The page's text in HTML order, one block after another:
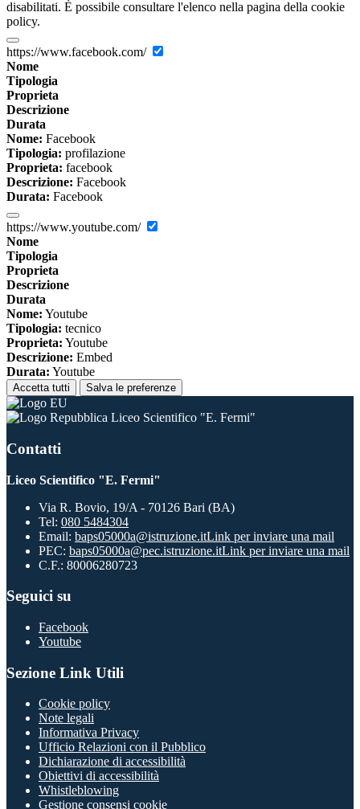
disabilitati. È possibile consultare l'elenco nella pagina della cookie
policy.
https://www.facebook.com/
Nome
Tipologia
Proprieta
Descrizione
Durata
Nome: Facebook
Tipologia: profilazione
Proprieta: facebook
Descrizione: Facebook
Durata: Facebook
https://www.youtube.com/
Nome
Tipologia
Proprieta
Descrizione
Durata
Nome: Youtube
Tipologia: tecnico
Proprieta: Youtube
Descrizione: Embed
Durata: Youtube
Accetta tutti Salva le preferenze
Liceo Scientifico "E. Fermi"
Contatti
Liceo Scientifico "E. Fermi"
Via R. Bovio, 19/A - 70126 Bari (BA)
Tel: 080 5484304
Email: baps05000a@istruzione.itLink per inviare una mail
PEC: baps05000a@pec.istruzione.itLink per inviare una mail
C.F.: 80006280723
Seguici su
Facebook
Youtube
Sezione Link Utili
Cookie policy
Note legali
Informativa Privacy
Ufficio Relazioni con il Pubblico
Dichiarazione di accessibilità
Obiettivi di accessibilità
Whistleblowing
Gestione consensi cookie